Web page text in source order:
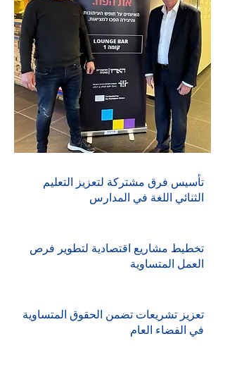
تأسيس فرق مشتركة لتعزيز التعليم
الثنائي اللغة في المدارس
تخطيط مشاريع اقتصادية لتطوير فرص
العمل المتساوية
تعزيز تشريعات تضمن الحقوق المتساوية
في الفضاء العام